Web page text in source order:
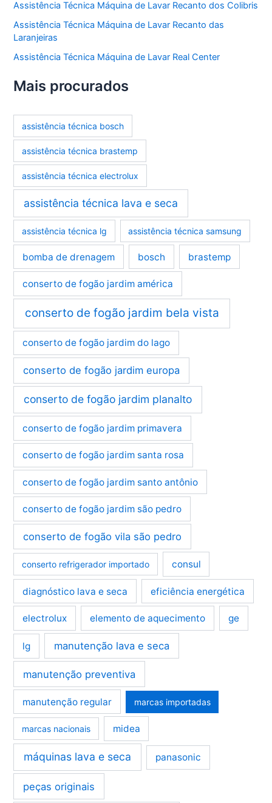
Assistência Técnica Máquina de Lavar Recanto dos Colibris
Assistência Técnica Máquina de Lavar Recanto das
Laranjeiras
Assistência Técnica Máquina de Lavar Real Center
Mais procurados
assistência técnica bosch
assistência técnica brastemp
assistência técnica electrolux
assistência técnica lava e seca
assistência técnica lg assistência técnica samsung
bomba de drenagem bosch brastemp
conserto de fogão jardim américa
conserto de fogão jardim bela vista
conserto de fogão jardim do lago
conserto de fogão jardim europa
conserto de fogão jardim planalto
conserto de fogão jardim primavera
conserto de fogão jardim santa rosa
conserto de fogão jardim santo antônio
conserto de fogão jardim são pedro
conserto de fogão vila são pedro
conserto refrigerador importado consul
diagnóstico lava e seca eficiência energética
electrolux elemento de aquecimento ge
lg manutenção lava e seca
manutenção preventiva
manutenção regular marcas importadas
marcas nacionais midea
máquinas lava e seca panasonic
peças originais